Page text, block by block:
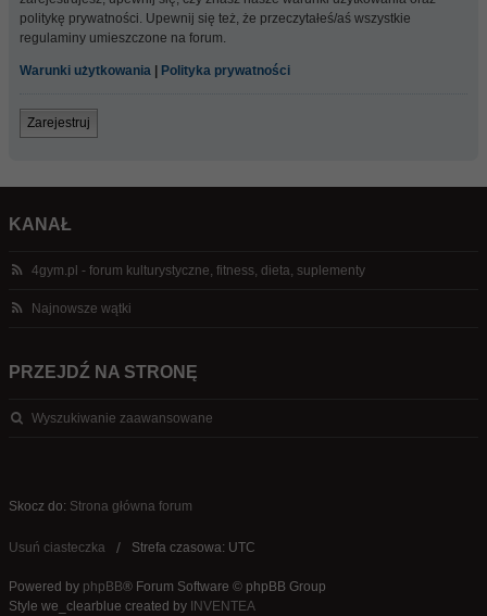
politykę prywatności. Upewnij się też, że przeczytałeś/aś wszystkie
regulaminy umieszczone na forum.
Warunki użytkowania Polityka prywatności
Zarejestruj
KANAŁ
4gym.pl - forum kulturystyczne, fitness, dieta, suplementy
Najnowsze wątki
PRZEJDŹ NA STRONĘ
Wyszukiwanie zaawansowane
Skocz do: Strona główna forum
Usuń ciasteczka Strefa czasowa: UTC
Powered by phpBB® Forum Software © phpBB Group
Style we_clearblue created by INVENTEA